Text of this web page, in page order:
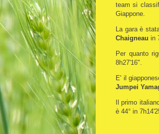
team si
Giappone.
La gara è
Chaigneau in
Per quanto
8h27'16".
E' il
Jumpei
Il primo
è 44° in